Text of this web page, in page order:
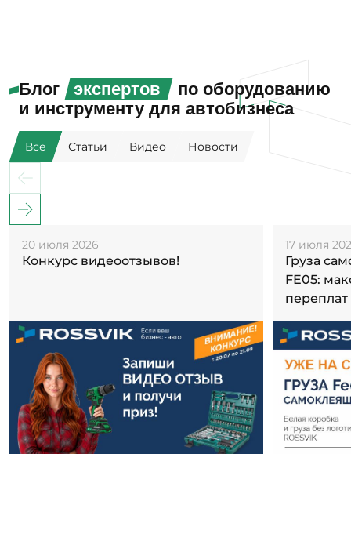
Блог экспертов
по оборудованию
и инструменту для автобизнеса
Все Статьи Видео Новости
20 июля 2026
Конкурс видеоотзывов!
17 июля
Груза
FE05:
переплат